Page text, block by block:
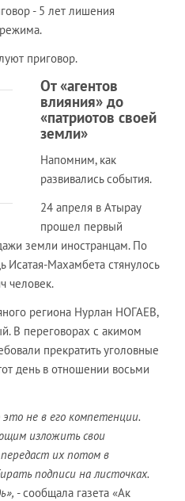
- 5 лет лишения
приговор.
От «агентов
влияния» до
«патриотов своей
земли»
Напомним, как
развивались события.
24 апреля в Атырау
прошел первый
земли иностранцам. По
Махамбета стянулось
человек.
региона Нурлан НОГАЕВ,
В переговорах с акимом
прекратить уголовные
день в отношении восьми
не в его компетенции.
изложить свои
их потом в
подписи на листочках.
- сообщала газета «Ак